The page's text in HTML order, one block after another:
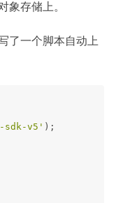
象存储上。
了一个脚本自动上
sdk-v5' );